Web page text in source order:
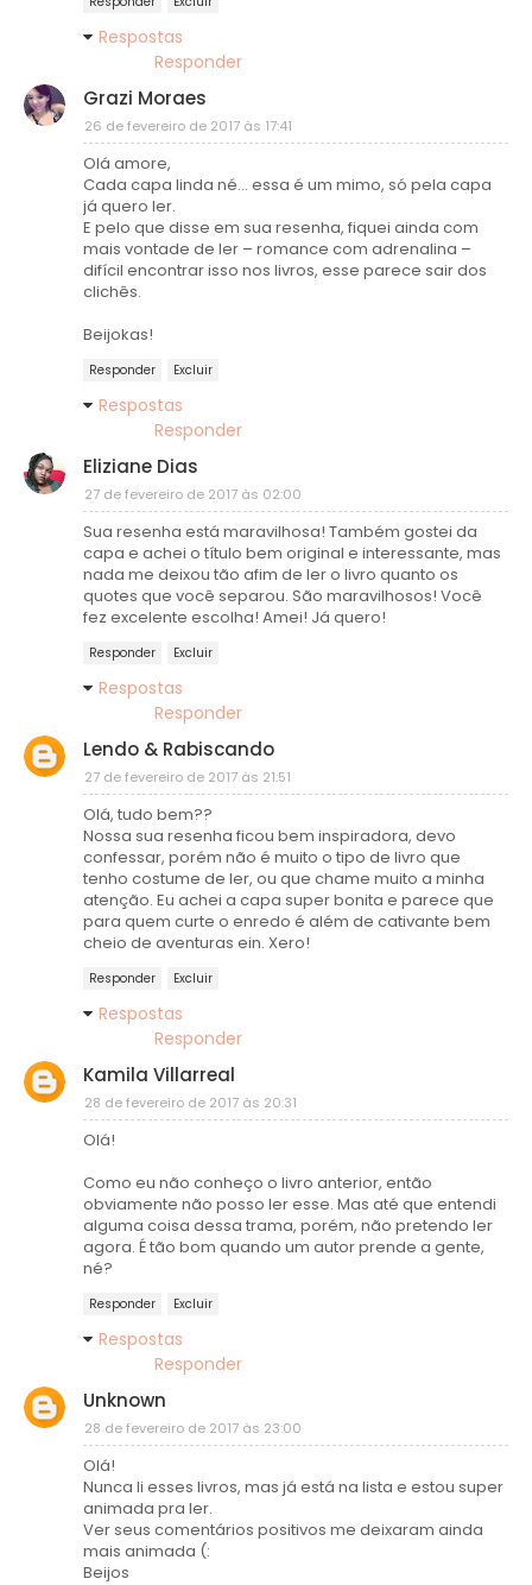
Respostas
Responder
Grazi Moraes
26 de fevereiro de 2017 às 17:41
Olá amore,
Cada capa linda né... essa é um mimo, só pela capa
já quero ler.
E pelo que disse em sua resenha, fiquei ainda com
mais vontade de ler – romance com adrenalina –
difícil encontrar isso nos livros, esse parece sair dos
clichês.
Beijokas!
Responder Excluir
Respostas
Responder
Eliziane Dias
27 de fevereiro de 2017 às 02:00
Sua resenha está maravilhosa! Também gostei da
capa e achei o título bem original e interessante, mas
nada me deixou tão afim de ler o livro quanto os
quotes que você separou. São maravilhosos! Você
fez excelente escolha! Amei! Já quero!
Responder Excluir
Respostas
Responder
Lendo & Rabiscando
27 de fevereiro de 2017 às 21:51
Olá, tudo bem??
Nossa sua resenha ficou bem inspiradora, devo
confessar, porém não é muito o tipo de livro que
tenho costume de ler, ou que chame muito a minha
atenção. Eu achei a capa super bonita e parece que
para quem curte o enredo é além de cativante bem
cheio de aventuras ein. Xero!
Responder Excluir
Respostas
Responder
Kamila Villarreal
28 de fevereiro de 2017 às 20:31
Olá!
Como eu não conheço o livro anterior, então
obviamente não posso ler esse. Mas até que entendi
alguma coisa dessa trama, porém, não pretendo ler
agora. É tão bom quando um autor prende a gente,
né?
Responder Excluir
Respostas
Responder
Unknown
28 de fevereiro de 2017 às 23:00
Olá!
Nunca li esses livros, mas já está na lista e estou super
animada pra ler.
Ver seus comentários positivos me deixaram ainda
mais animada (:
Beijos